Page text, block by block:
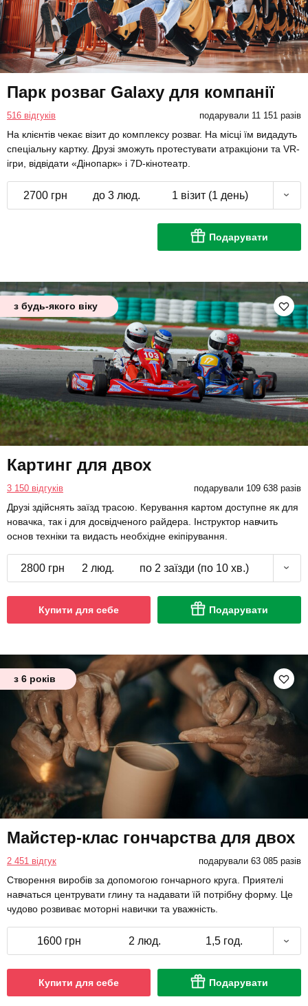
Парк розваг Galaxy для компанії
516 відгуків подарували 11 151 разів
На клієнтів чекає візит до комплексу розваг. На місці їм видадуть
спеціальну картку. Друзі зможуть протестувати атракціони та VR-
ігри, відвідати «Дінопарк» і 7D-кінотеатр.
2700 грн до 3 люд. 1 візит (1 день)
Подарувати
з будь-якого віку
Картинг для двох
3 150 відгуків подарували 109 638 разів
Друзі здійснять заїзд трасою. Керування картом доступне як для
новачка, так і для досвідченого райдера. Інструктор навчить
основ техніки та видасть необхідне екіпірування.
2800 грн 2 люд. по 2 заїзди (по 10 хв.)
Купити для себе Подарувати
з 6 років
Майстер-клас гончарства для двох
2 451 відгук подарували 63 085 разів
Створення виробів за допомогою гончарного круга. Приятелі
навчаться центрувати глину та надавати їй потрібну форму. Це
чудово розвиває моторні навички та уважність.
1600 грн 2 люд. 1,5 год.
Купити для себе Подарувати